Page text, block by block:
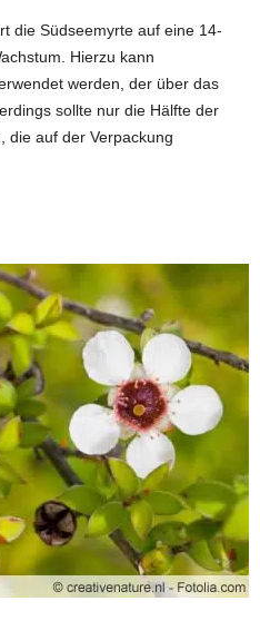
die Südseemyrte auf eine 14-
Hierzu kann
werden, der über das
sollte nur die Hälfte der
die auf der Verpackung